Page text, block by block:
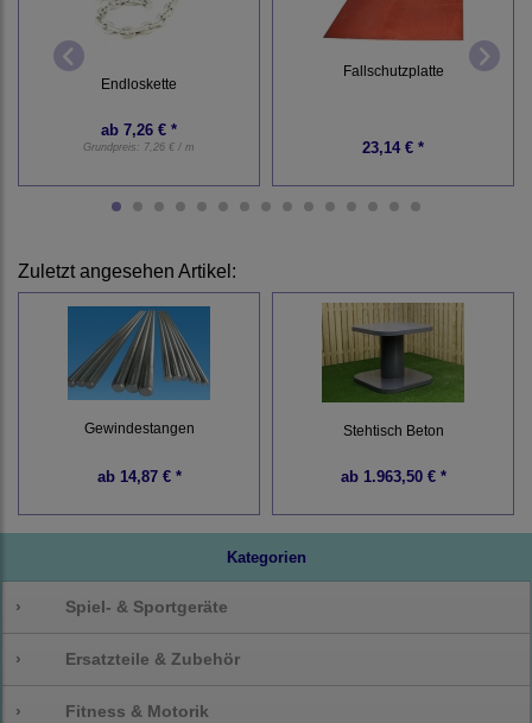
Kategorien
› Spiel- & Sportgeräte
› Ersatzteile & Zubehör
› Fitness & Motorik
Endloskette
ab 7,26 € *
Grundpreis: 7,26 € / m
Fallschutzplatte
23,14 € *
Zuletzt angesehen Artikel:
Gewindestangen
ab14,87 € *
Stehtisch Beton
ab1.963,50 € *